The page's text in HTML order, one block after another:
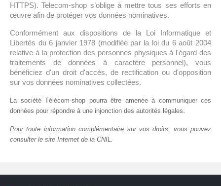
HTTPS). Telecom-shop s’oblige à mettre tous ses efforts en
œuvre afin de protéger vos données nominatives.
Conformément aux dispositions de la Loi Informatique et
Libertés du 6 janvier 1978 (modifiée par la loi du 6 août 2004
relative à la protection des personnes physiques à l'égard des
traitements de données à caractère personnel), vous
bénéficiez d'un droit d'accès, de rectification ou d'opposition
sur vos données nominatives collectées.
La société Télécom-shop pourra être amenée à communiquer ces
données pour répondre à une injonction des autorités légales.
Pour toute information complémentaire sur vos droits, vous pouvez
consulter le site Internet de la CNIL.